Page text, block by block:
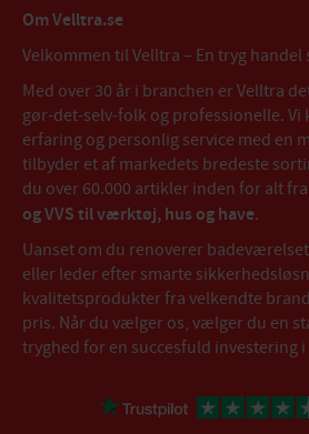
Om Velltra.se
Velkommen til Velltra – En tryg handel
Med over 30 år i branchen er Velltra
gør-det-selv-folk og professionelle.
erfaring og personlig service med en
tilbyder et af markedets bredeste
du over 60.000 artikler inden for alt fra
og VVS til værktøj, hus og have.
Uanset om du renoverer
eller leder efter smarte
kvalitetsprodukter fra velkendte
pris. Når du vælger os, vælger du en
tryghed for en succesfuld investering